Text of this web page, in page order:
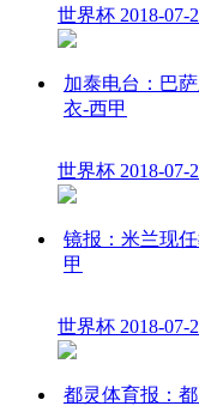
世界杯 2018-07-
加泰电台：巴
衣-西甲
世界杯 2018-07-
镜报：米兰现
甲
世界杯 2018-07-
都灵体育报：